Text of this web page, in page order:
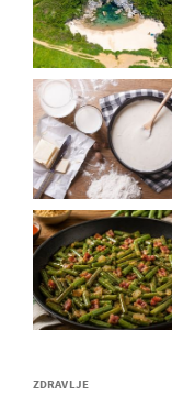
ZDRAVLJE